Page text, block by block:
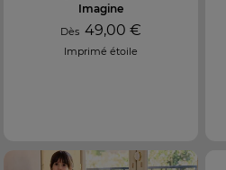
Imagine
Dès49,00 €
Imprimé étoile